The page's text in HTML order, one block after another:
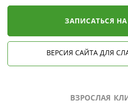
ЗАПИСАТЬСЯ
ВЕРСИЯ САЙТА ДЛЯ
ВЗРОСЛАЯ